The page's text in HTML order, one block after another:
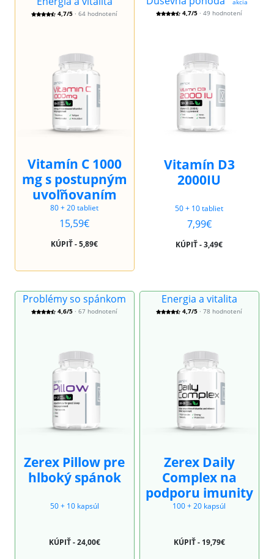
4,7/5 · 64 hodnotení
Vitamín C 1000
mg s postupným
uvoľňovaním
80 + 20 tabliet
15,59€
KÚPIŤ - 5,89€
4,7/5 · 49 hodnotení
Vitamín D3
2000IU
50 + 10 tabliet
7,99€
KÚPIŤ - 3,49€
Problémy so spánkom
4,6/5 · 67 hodnotení
Zerex Pillow pre
hlboký spánok
50 + 10 kapsúl
KÚPIŤ - 24,00€
Energia a vitalita
4,7/5 · 78 hodnotení
Zerex Daily
Complex na
podporu imunity
100 + 20 kapsúl
KÚPIŤ - 19,79€